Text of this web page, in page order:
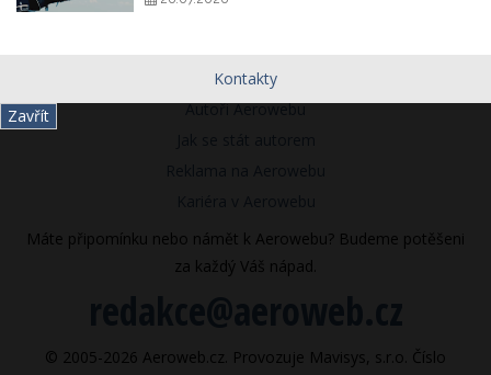
Zavřít
Kontakty
Autoři Aerowebu
Máte připomínku nebo námět k Aerowebu? Budeme potěšeni
za každý Váš nápad.
© 2005-2026 Aeroweb.cz. Provozuje Mavisys, s.r.o. Číslo